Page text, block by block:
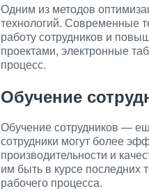
Одним из методов
технологий. Современные
работу сотрудников и
проектами, электронные
процесс.
Обучение
Обучение сотрудников —
сотрудники могут более
производительности и
им быть в курсе последних
рабочего процесса.